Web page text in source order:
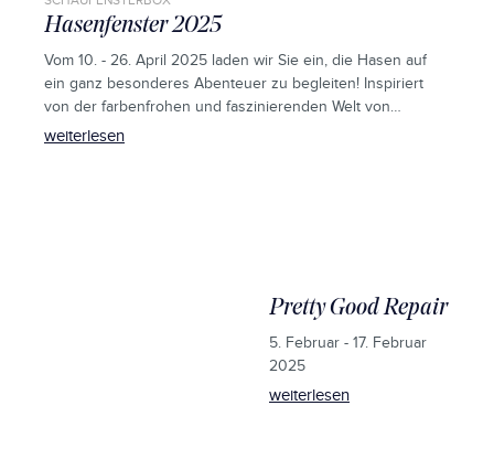
Hasenfenster 2025
Vom 10. - 26. April 2025 laden wir Sie ein, die Hasen auf
ein ganz besonderes Abenteuer zu begleiten! Inspiriert
von der farbenfrohen und faszinierenden Welt von
Super Mario, entführt das Hasenfenster in eine
weiterlesen
Pretty Good Repair
5. Februar - 17. Februar
2025
weiterlesen